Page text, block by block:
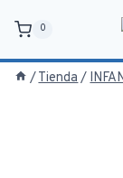
contenido
0
/Tienda /